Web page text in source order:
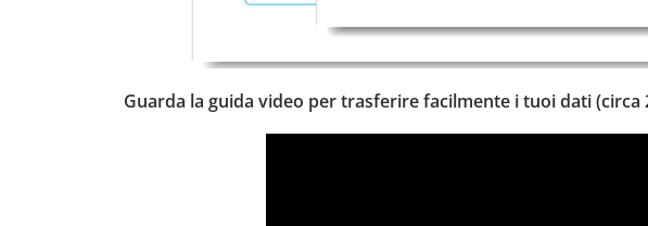
Guarda la guida video per trasferire facilmente i tuoi dati (circa